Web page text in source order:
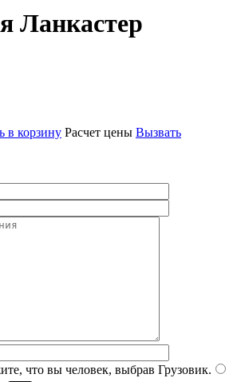
Ланкастер
в корзину Расчет цены Вызвать
что вы человек, выбрав Грузовик.